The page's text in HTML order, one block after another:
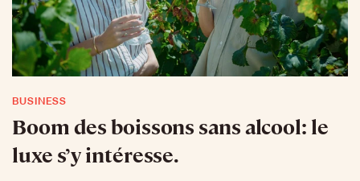
BUSINESS
Boom des boissons sans alcool: le
luxe s’y intéresse.